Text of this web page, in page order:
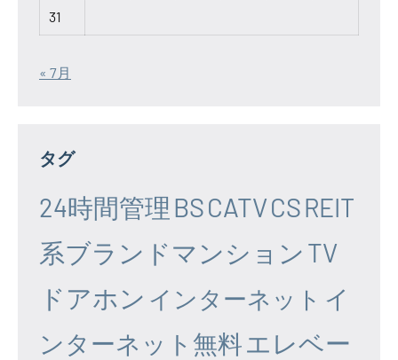
31
« 7月
タグ
24時間管理 BSCATVCSREIT
系ブランドマンション TV
ドアホン インターネット イ
ンターネット無料エレベー